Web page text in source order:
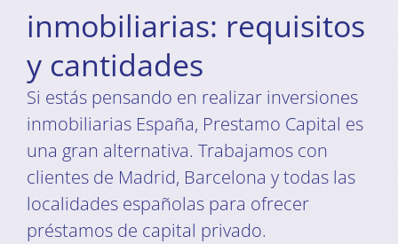
inmobiliarias: requisitos
y cantidades
Si estás pensando en realizar inversiones
inmobiliarias España, Prestamo Capital es
una gran alternativa. Trabajamos con
clientes de Madrid, Barcelona y todas las
localidades españolas para ofrecer
préstamos de capital privado.